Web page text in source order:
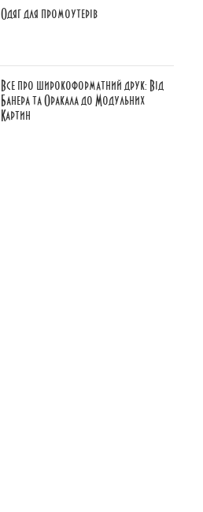
Одяг для промоутерів
Все про широкоформатний друк: Від
Банера та Оракала до Модульних
Картин